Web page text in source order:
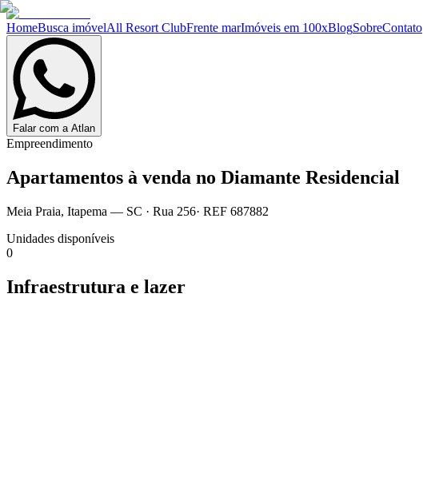
HomeBusca imóvelAll Resort ClubFrente marImóveis em 100xBlogSobreContato
Falar com a Atlan
Empreendimento
Apartamentos à venda no Diamante Residencial
Meia Praia, Itapema — SC · Rua 256· REF 687882
Unidades disponíveis
0
Infraestrutura e lazer